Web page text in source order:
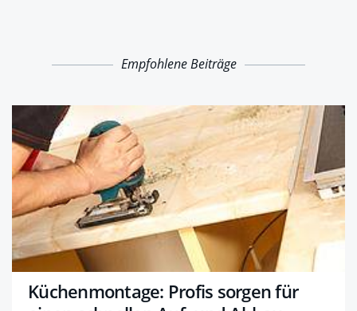
Empfohlene Beiträge
Küchenmontage: Profis sorgen für